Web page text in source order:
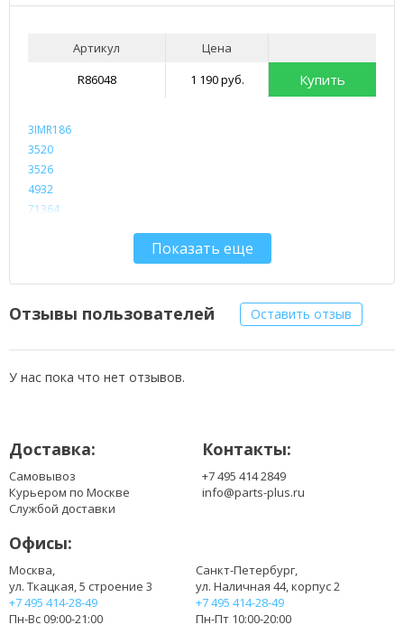
Артикул
Цена
R86048
1 190 руб. Купить
3IMR186
3520
3526
4932
71364
130446007
130446011
200901009
L1215
L1215R
L1220
Показать еще
Отзывы пользователей Оставить отзыв
У нас пока что нет отзывов.
Доставка:
Самовывоз
Курьером по Москве
Службой доставки
Контакты:
+7 495 414 2849
info@parts-plus.ru
Офисы:
Москва,
ул. Ткацкая, 5 строение 3
+7 495 414-28-49
Пн-Вс 09:00-21:00
Санкт-Петербург,
ул. Наличная 44, корпус 2
+7 495 414-28-49
Пн-Пт 10:00-20:00